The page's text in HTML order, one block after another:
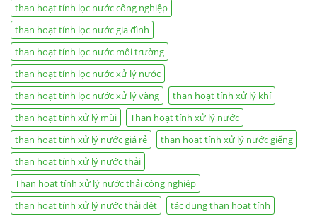
than hoạt tính lọc nước công nghiệp
than hoạt tính lọc nước gia đình
than hoạt tính lọc nước môi trường
than hoạt tính lọc nước xử lý nước
than hoạt tính lọc nước xử lý vàng
than hoạt tính xử lý khí
than hoạt tính xử lý mùi
Than hoạt tính xử lý nước
than hoạt tính xử lý nước giá rẻ
than hoạt tính xử lý nước giếng
than hoạt tính xử lý nước thải
Than hoạt tính xử lý nước thải công nghiệp
than hoạt tính xử lý nước thải dệt
tác dụng than hoạt tính